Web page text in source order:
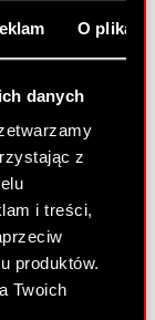
O
danych
z
i treści,
produktów.
Twoich
w
akcji